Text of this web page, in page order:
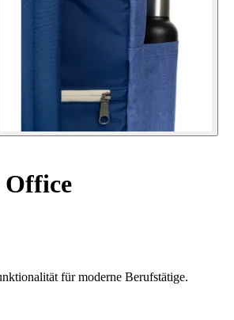
Office
für moderne Berufstätige.